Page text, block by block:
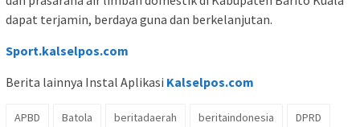
dapat terjamin, berdaya guna dan berkelanjutan.
Sport.kalselpos.com
Berita lainnya Instal Aplikasi Kalselpos.com
APBD Batola beritadaerah beritaindonesia
DPRD